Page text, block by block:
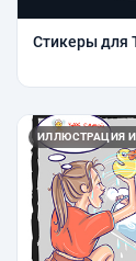
Стикеры для
ИЛЛЮСТРАЦИЯ